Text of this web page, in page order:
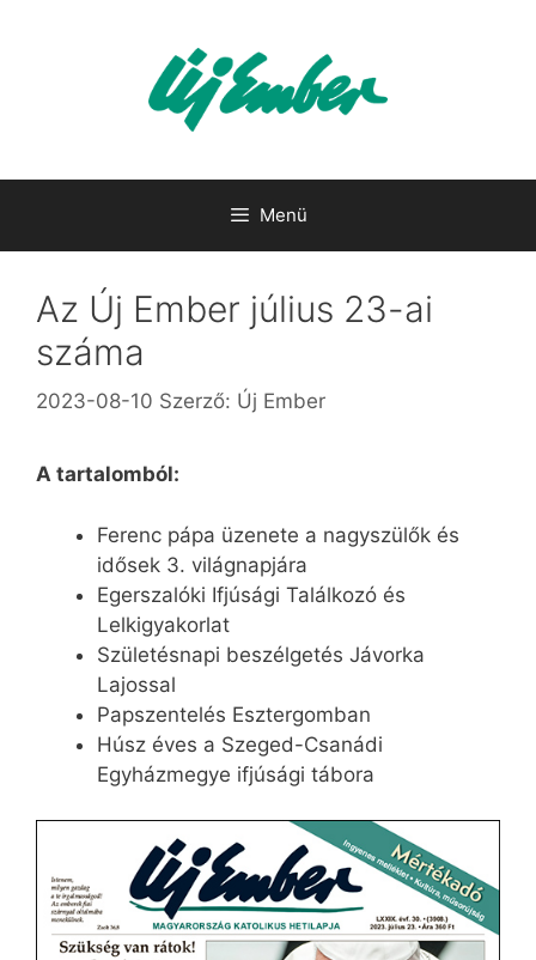
Menü
Az Új Ember július 23-ai
száma
2023-08-10 Szerző: Új Ember
A tartalomból:
Ferenc pápa üzenete a nagyszülők és
idősek 3. világnapjára
Egerszalóki Ifjúsági Találkozó és
Lelkigyakorlat
Születésnapi beszélgetés Jávorka
Lajossal
Papszentelés Esztergomban
Húsz éves a Szeged-Csanádi
Egyházmegye ifjúsági tábora